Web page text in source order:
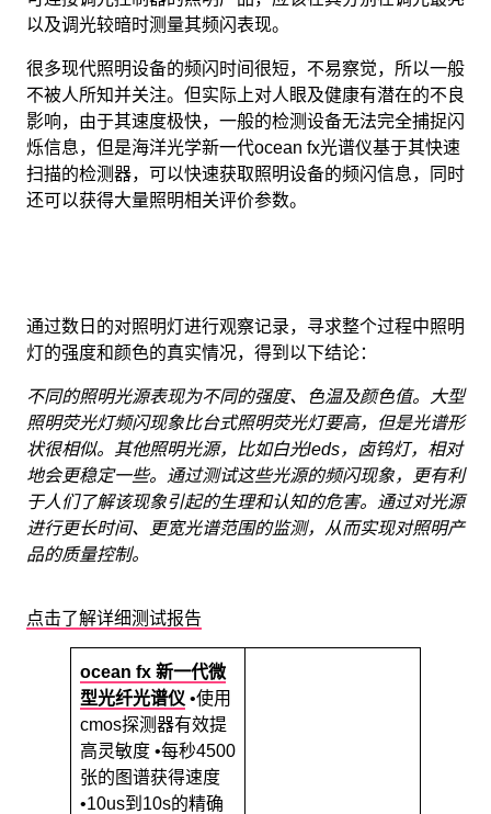
以及调光较暗时测量其频闪表现。
很多现代照明设备的频闪时间很短，不易察觉，所以一般
不被人所知并关注。但实际上对人眼及健康有潜在的不良
影响，由于其速度极快，一般的检测设备无法完全捕捉闪
烁信息，但是海洋光学新一代ocean fx光谱仪基于其快速
扫描的检测器，可以快速获取照明设备的频闪信息，同时
还可以获得大量照明相关评价参数。
通过数日的对照明灯进行观察记录，寻求整个过程中照明
灯的强度和颜色的真实情况，得到以下结论：
不同的照明光源表现为不同的强度、色温及颜色值。大型
照明荧光灯频闪现象比台式照明荧光灯要高，但是光谱形
状很相似。其他照明光源，比如白光leds，卤钨灯，相对
地会更稳定一些。通过测试这些光源的频闪现象，更有利
于人们了解该现象引起的生理和认知的危害。通过对光源
进行更长时间、更宽光谱范围的监测，从而实现对照明产
品的质量控制。
点击了解详细测试报告
ocean fx 新一代微
型光纤光谱仪 •使用
cmos探测器有效提
高灵敏度 •每秒4500
张的图谱获得速度
•10us到10s的精确